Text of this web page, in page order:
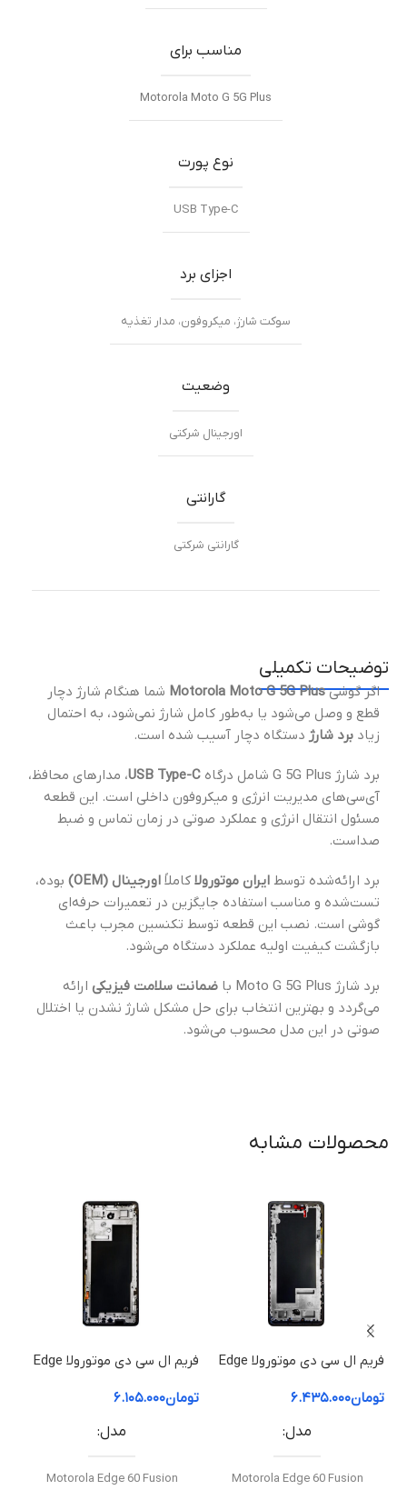
مناسب برای
Motorola Moto G 5G Plus
نوع پورت
USB Type-C
اجزای برد
سوکت شارژ، میکروفون، مدار تغذیه
وضعیت
اورجینال شرکتی
گارانتی
گارانتی شرکتی
توضیحات تکمیلی
اگر گوشیMotorola Moto G 5G Plus شما هنگام شارژ دچار
قطع‌ و وصل می‌شود یا به‌طور کامل شارژ نمی‌شود، به احتمال
زیاد برد شارژ دستگاه دچار آسیب شده است.
برد شارژ G 5G Plus شامل درگاه USB Type-C، مدارهای محافظ،
آی‌سی‌های مدیریت انرژی و میکروفون داخلی است. این قطعه
مسئول انتقال انرژی و عملکرد صوتی در زمان تماس و ضبط
صداست.
برد ارائه‌شده توسط ایران موتورولا کاملاً اورجینال (OEM)
بوده،
تست‌شده و مناسب استفاده جایگزین در تعمیرات حرفه‌ای
گوشی است. نصب این قطعه توسط تکنسین مجرب باعث
بازگشت کیفیت اولیه عملکرد دستگاه می‌شود.
برد شارژ Moto G 5G Plus با ضمانت سلامت فیزیکی ارائه
می‌گردد و بهترین انتخاب برای حل مشکل شارژ نشدن یا اختلال
صوتی در این مدل محسوب می‌شود.
محصولات مشابه
فریم ال سی دی موتورولا Edge
تومان۶.۴۳۵.۰۰۰
مدل
Motorola Edge 60 Fusion
فریم ال سی دی موتورولا Edge
تومان۶.۱۰۵.۰۰۰
مدل
Motorola Edge 60 Fusion